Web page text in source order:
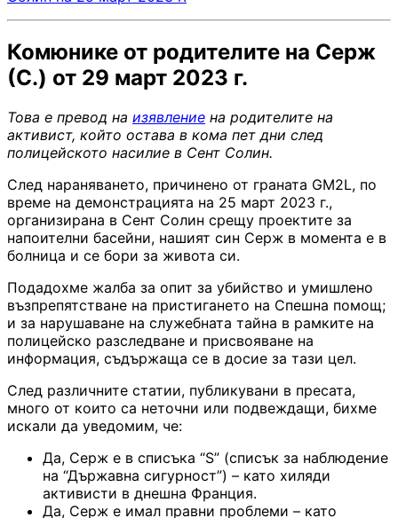
Комюнике от родителите на Серж
(С.) от 29 март 2023 г.
Това е превод на изявление на родителите на
активист, който остава в кома пет дни след
полицейското насилие в Сент Солин.
След нараняването, причинено от граната GM2L, по
време на демонстрацията на 25 март 2023 г.,
организирана в Сент Солин срещу проектите за
напоителни басейни, нашият син Серж в момента е в
болница и се бори за живота си.
Подадохме жалба за опит за убийство и умишлено
възпрепятстване на пристигането на Спешна помощ;
и за нарушаване на служебната тайна в рамките на
полицейско разследване и присвояване на
информация, съдържаща се в досие за тази цел.
След различните статии, публикувани в пресата,
много от които са неточни или подвеждащи, бихме
искали да уведомим, че:
Да, Серж е в списъка “S” (списък за наблюдение
на “Държавна сигурност”) – като хиляди
активисти в днешна Франция.
Да, Серж е имал правни проблеми – като